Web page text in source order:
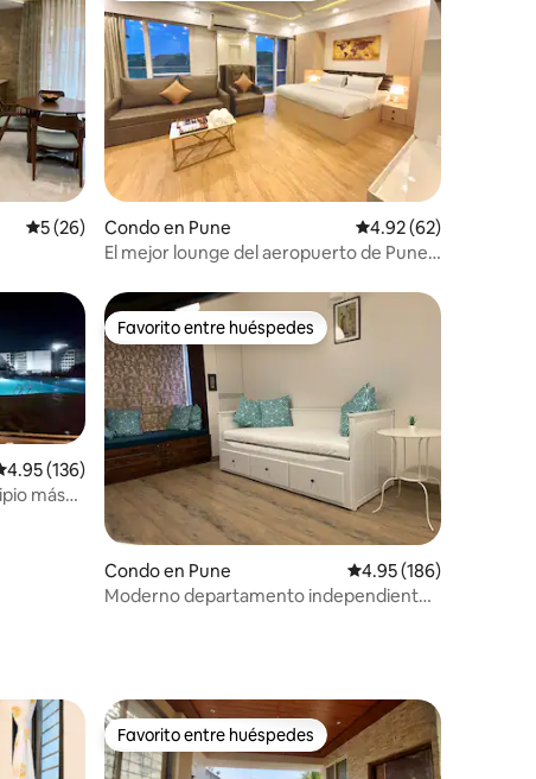
Calificación promedio: 5 de 5, 26 reseñas
5 (26)
Condo en Pune Calificación
4.92 (62)
El mejor lounge del aeropuerto de Pune
promedio: 4.95 de 5, 136 reseñas
4.95 (136)
más
Favorito entre huéspedes
Favorito entre huéspedes
Condo en Pune Calificación promedio:
4.95 (186)
Moderno departamento independiente
Favorito entre huéspedes
Favorito entre huéspedes